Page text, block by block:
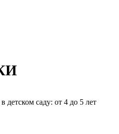
детском саду: от 4 до 5 лет